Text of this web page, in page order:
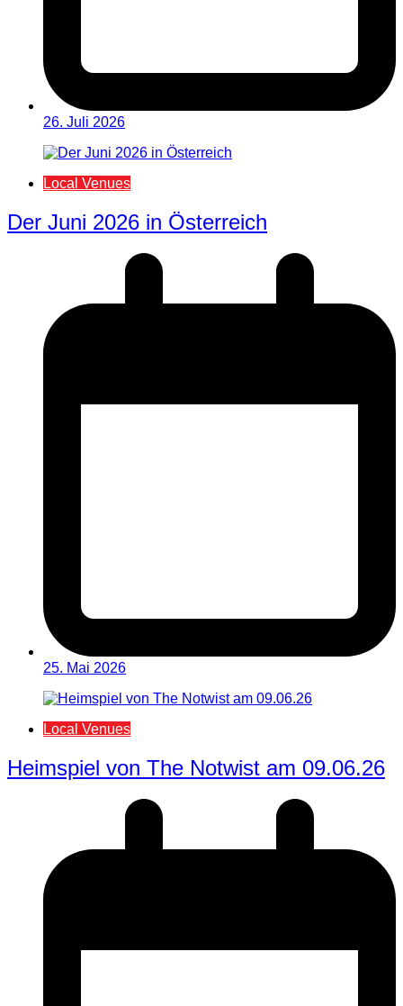
26. Juli 2026
Local Venues
Der Juni 2026 in Österreich
25. Mai 2026
Local Venues
Heimspiel von The Notwist am 09.06.26